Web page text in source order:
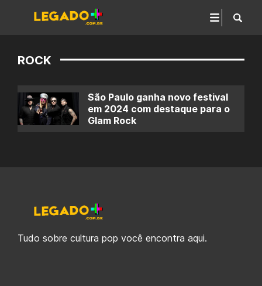
ROCK
São Paulo ganha novo festival
em 2024 com destaque para o
Glam Rock
Tudo sobre cultura pop você encontra aqui.